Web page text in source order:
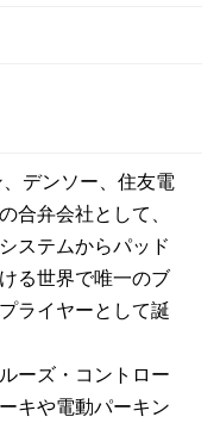
デンソー、住友電
合弁会社として、
ステムからパッド
る世界で唯一のブ
ライヤーとして誕
ーズ・コントロー
キや電動パーキン